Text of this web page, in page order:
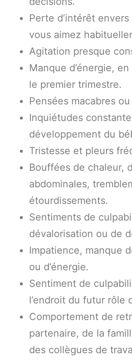
Perte d’intérêt
vous aimez
Agitation presque
Manque d’énergie,
le premier trimestre.
Pensées macabres
Inquiétudes
développement du
Tristesse et pleurs
Bouffées de chaleur,
abdominales,
étourdissements.
Sentiments de
dévalorisation ou de
Impatience, manque
ou d’énergie.
Sentiment de
l’endroit du futur rôle
Comportement de
partenaire, de la
des collègues de